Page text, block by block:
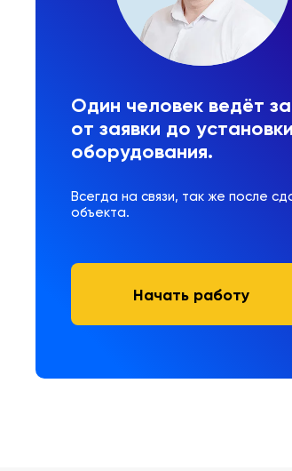
Один человек ведёт
от заявки до установки
оборудования.
Всегда на связи, так же после
объекта.
Начать работу